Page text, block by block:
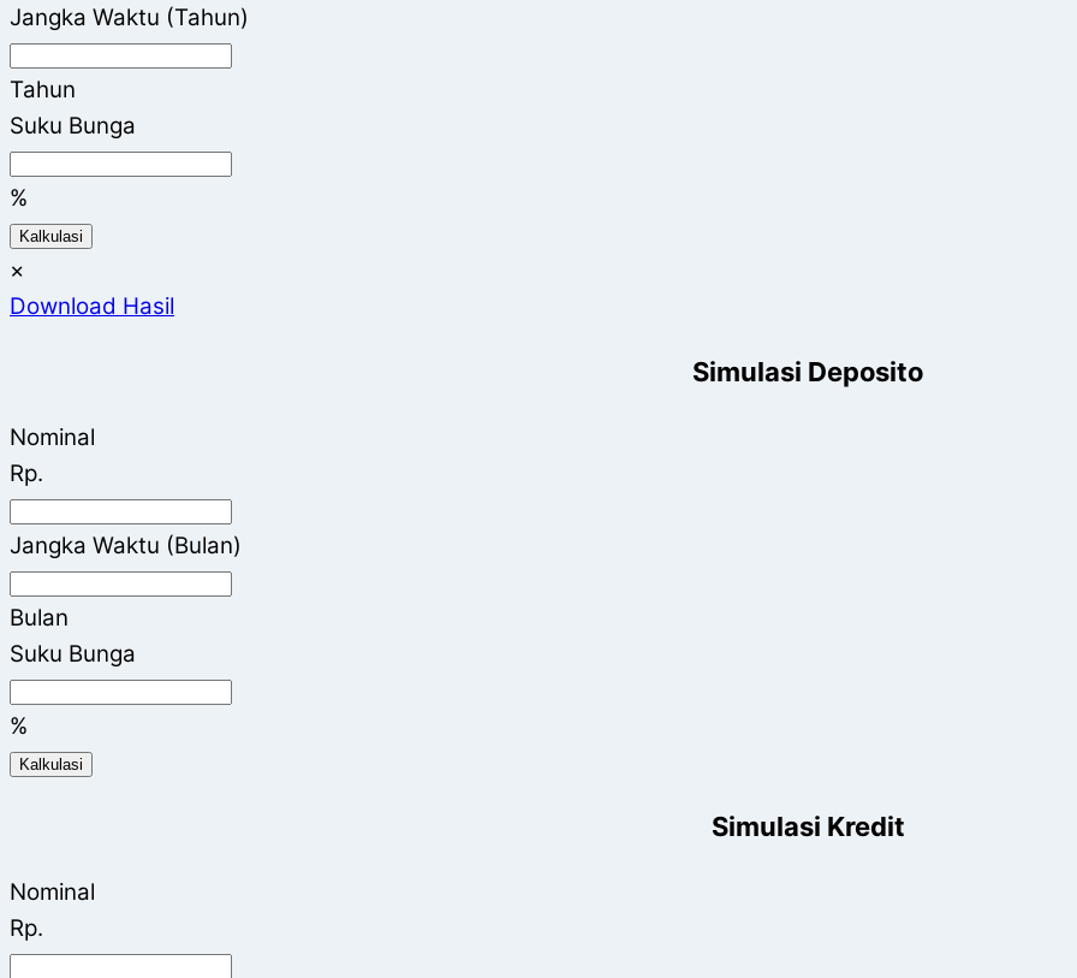
Jangka Waktu (Tahun)
Tahun
Suku Bunga
%
Kalkulasi
×
Download Hasil
Simulasi Deposito
Nominal
Rp.
Jangka Waktu (Bulan)
Bulan
Suku Bunga
%
Kalkulasi
Simulasi Kredit
Nominal
Rp.